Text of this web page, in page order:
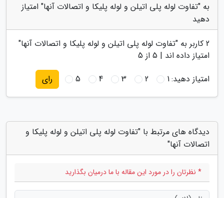
به "تفاوت لوله پلی اتیلن و لوله پلیکا و اتصالات آنها" امتیاز
دهید
2 کاربر به "تفاوت لوله پلی اتیلن و لوله پلیکا و اتصالات آنها"
امتیاز داده اند | 5 از 5
امتیاز دهید:1
2
3
4
5 رای
دیدگاه های مرتبط با "تفاوت لوله پلی اتیلن و لوله پلیکا و
اتصالات آنها"
* نظرتان را در مورد این مقاله با ما درمیان بگذارید